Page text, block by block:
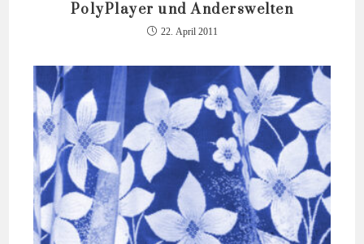
PolyPlayer und Anderswelten
22. April 2011